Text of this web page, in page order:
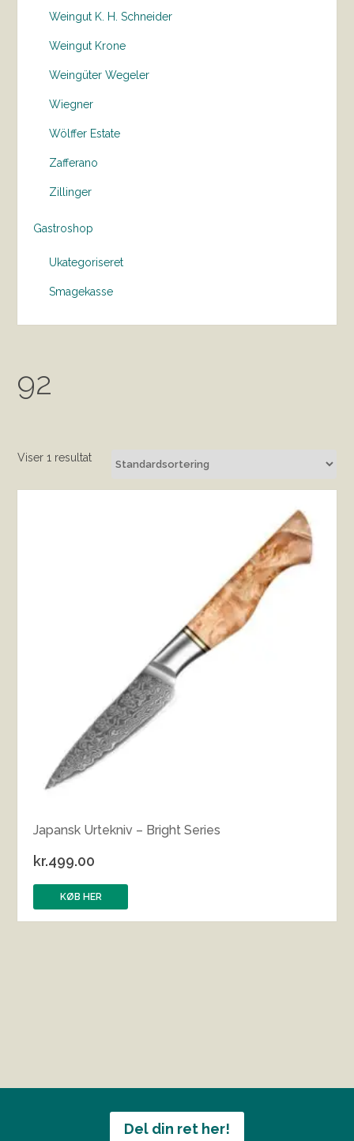
Weingut K. H. Schneider
Weingut Krone
Weingüter Wegeler
Wiegner
Wölffer Estate
Zafferano
Zillinger
Gastroshop
Ukategoriseret
Smagekasse
92
Viser 1 resultat
Japansk Urtekniv – Bright Series
kr.499.00
KØB HER
Del din ret her!